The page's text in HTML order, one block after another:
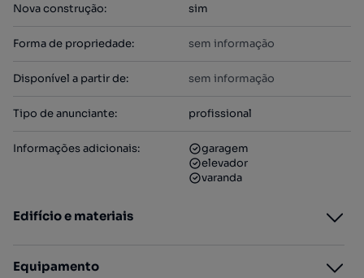
Nova construção: sim
Forma de propriedade: sem informação
Disponível a partir de: sem informação
Tipo de anunciante: profissional
Informações adicionais:
garagem
elevador
varanda
Edifício e materiais
Equipamento